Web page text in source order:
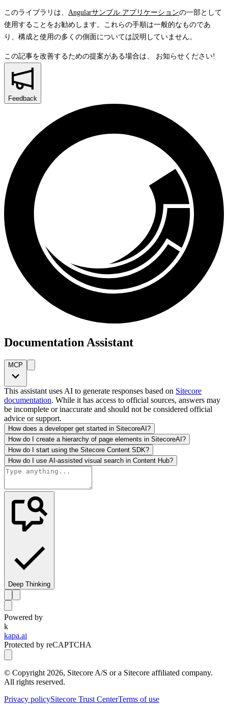
このライブラリは、 Angularサンプル アプリケーションの一部として
使用することをお勧めします。これらの手順は一般的なものであ
り、構成と使用の多くの側面については説明していません。
この記事を改善するための提案がある場合は、 お知らせください!
Feedback
Documentation Assistant
MCP
This assistant uses AI to generate responses based on Sitecore
documentation. While it has access to official sources, answers may
be incomplete or inaccurate and should not be considered official
advice or support.
How does a developer get started in SitecoreAI?
How do I create a hierarchy of page elements in SitecoreAI?
How do I start using the Sitecore Content SDK?
How do I use AI-assisted visual search in Content Hub?
Deep Thinking
Powered by
k
kapa.ai
Protected by reCAPTCHA
© Copyright 2026, Sitecore A/S or a Sitecore affiliated company.
All rights reserved.
Privacy policySitecore Trust CenterTerms of use